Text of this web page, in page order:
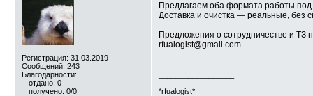
Регистрация: 31.03.2019
Сообщений: 243
Благодарности:
отдано: 0
получено: 0/0
Предлагаем оба формата работы
Доставка и очистка — реальные, без
Предложения о сотрудничестве и ТЗ
rfualogist@gmail.com
*rfualogist*